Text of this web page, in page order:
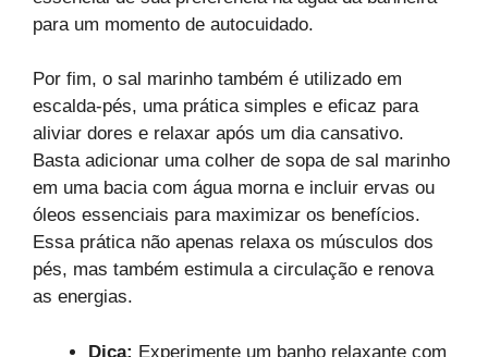
para um momento de autocuidado.
Por fim, o sal marinho também é utilizado em
escalda-pés, uma prática simples e eficaz para
aliviar dores e relaxar após um dia cansativo.
Basta adicionar uma colher de sopa de sal marinho
em uma bacia com água morna e incluir ervas ou
óleos essenciais para maximizar os benefícios.
Essa prática não apenas relaxa os músculos dos
pés, mas também estimula a circulação e renova
as energias.
Dica: Experimente um banho relaxante com